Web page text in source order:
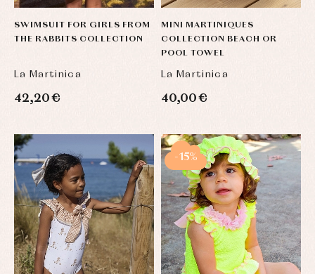
SWIMSUIT FOR GIRLS FROM
THE RABBITS COLLECTION
La Martinica
42,20 €
MINI MARTINIQUES
COLLECTION BEACH OR
POOL TOWEL
La Martinica
40,00 €
-15%
and
froggies
Baptism
accessories
Baptism
skirts
Sets
rompers
and
froggies
Blouses
and
shirts
Complements
Dresses
Jackets
and
Arras
y
fiesta
Baby
rompers
and
froggies
Jackets
and
pullovers
Sets